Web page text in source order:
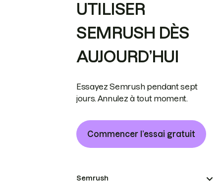
UTILISER
SEMRUSH DÈS
AUJOURD’HUI
Essayez Semrush pendant sept
jours. Annulez à tout moment.
Commencer l’essai gratuit
Semrush